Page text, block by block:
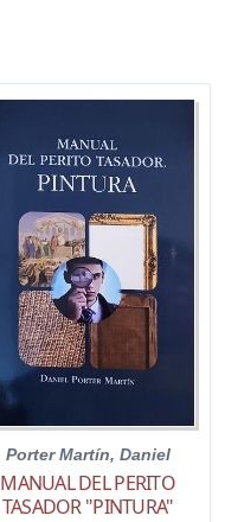
Porter Martín, Daniel
MANUAL DEL PERITO
TASADOR "PINTURA"